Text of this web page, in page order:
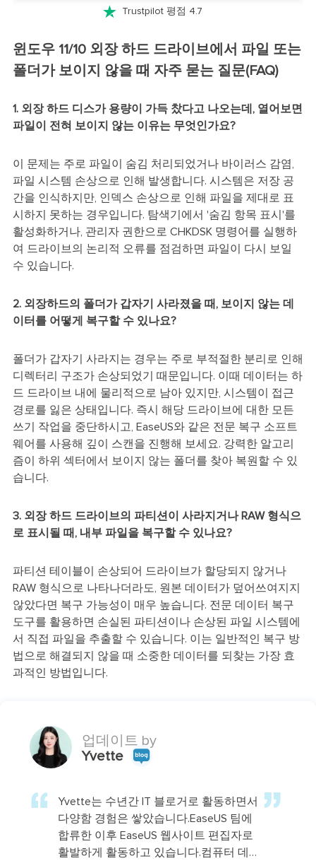
 Trustpilot 평점 4.7
윈도우 11/10 외장 하드 드라이브에서 파일 또는
폴더가 보이지 않을 때 자주 묻는 질문(FAQ)
1. 외장 하드 디스가 용량이 가득 찼다고 나오는데, 열어보면
파일이 전혀 보이지 않는 이유는 무엇인가요?
이 문제는 주로 파일이 숨김 처리되었거나 바이러스 감염,
파일 시스템 손상으로 인해 발생합니다. 시스템은 저장 공
간을 인식하지만, 인덱스 손상으로 인해 파일을 제대로 표
시하지 못하는 경우입니다. 탐색기에서 '숨김 항목 표시'를
활성화하거나, 관리자 권한으로 CHKDSK 명령어를 실행하
여 드라이브의 논리적 오류를 점검하면 파일이 다시 보일
수 있습니다.
2. 외장하드의 폴더가 갑자기 사라졌을 때, 보이지 않는 데
이터를 어떻게 복구할 수 있나요?
폴더가 갑자기 사라지는 경우는 주로 부적절한 분리로 인해
디렉터리 구조가 손상되었기 때문입니다. 이때 데이터는 하
드 드라이브 내에 물리적으로 남아 있지만, 시스템이 접근
경로를 잃은 상태입니다. 즉시 해당 드라이브에 대한 모든
쓰기 작업을 중단하시고, EaseUS와 같은 전문 복구 소프트
웨어를 사용해 깊이 스캔을 진행해 보세요. 강력한 알고리
즘이 하위 섹터에서 보이지 않는 폴더를 찾아 복원할 수 있
습니다.
3. 외장 하드 드라이브의 파티션이 사라지거나 RAW 형식으
로 표시될 때, 내부 파일을 복구할 수 있나요?
파티션 테이블이 손상되어 드라이브가 할당되지 않거나
RAW 형식으로 나타나더라도, 원본 데이터가 덮어쓰여지지
않았다면 복구 가능성이 매우 높습니다. 전문 데이터 복구
도구를 활용하면 손실된 파티션이나 손상된 파일 시스템에
서 직접 파일을 추출할 수 있습니다. 이는 일반적인 복구 방
법으로 해결되지 않을 때 소중한 데이터를 되찾는 가장 효
과적인 방법입니다.
업데이트 by
Yvette
Yvette는 수년간 IT 블로거로 활동하면서
다양함 경험은 쌓았습니다.EaseUS 팀에
합류한 이후 EaseUS 웹사이트 편집자로
활발하게 활동하고 있습니다.컴퓨터 데